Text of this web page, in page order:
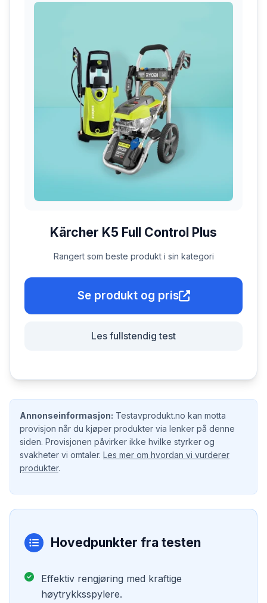
Kärcher K5 Full Control Plus
Rangert som beste produkt i sin kategori
Se produkt og pris
Les fullstendig test
Annonseinformasjon: Testavprodukt.no kan motta
provisjon når du kjøper produkter via lenker på denne
siden. Provisjonen påvirker ikke hvilke styrker og
svakheter vi omtaler. Les mer om hvordan vi vurderer
produkter.
Hovedpunkter fra testen
Effektiv rengjøring med kraftige
høytrykksspylere.